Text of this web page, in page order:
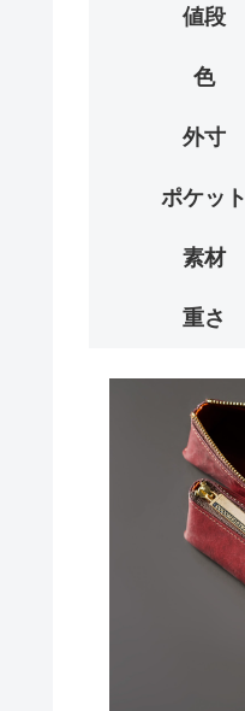
値段
色
外寸
ポケット
素材
重さ